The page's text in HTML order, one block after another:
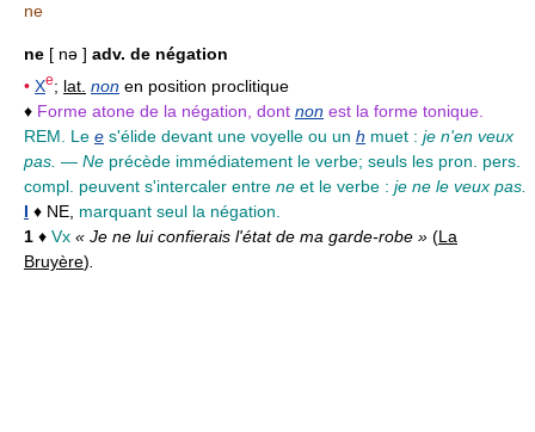
ne
ne [ nə ] adv. de négation
• Xe; lat. non en position proclitique
♦ Forme atone de la négation, dont non est la forme tonique.
REM. Le e s'élide devant une voyelle ou un h muet : je n'en veux
pas. — Ne précède immédiatement le verbe; seuls les pron. pers.
compl. peuvent s'intercaler entre ne et le verbe : je ne le veux pas.
I ♦ NE, marquant seul la négation.
1 ♦ Vx « Je ne lui confierais l'état de ma garde-robe » (La
Bruyère)